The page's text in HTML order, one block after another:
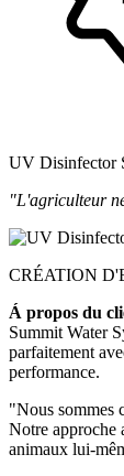
UV Disinfector
"L'agriculteur
CRÉATION
Á propos du
Summit Water
parfaitement
performance.
"Nous sommes
Notre approche
animaux lui-